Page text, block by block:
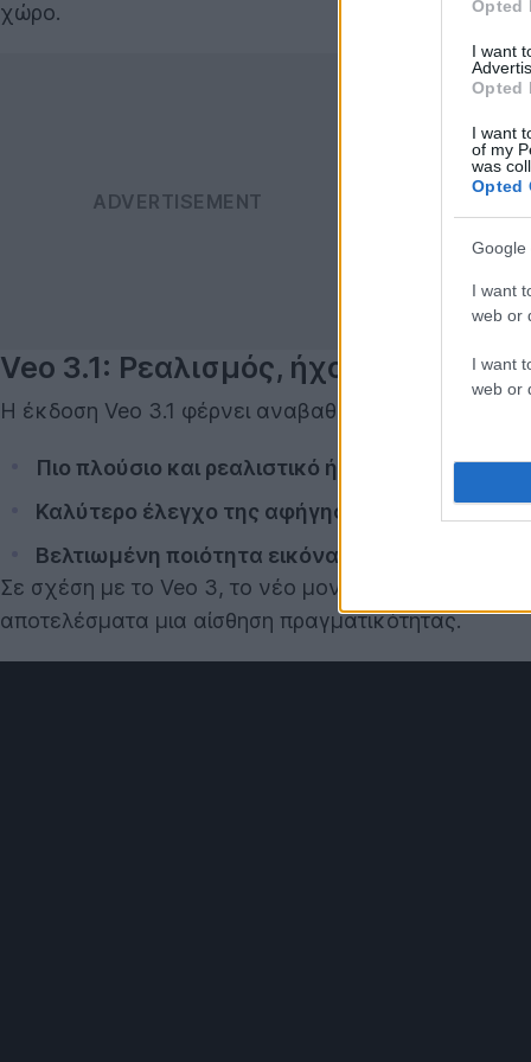
Opted
I want
Opted
I want
of my
was
Opted
Google
I want
web or
I want
web or
χώρο.
Veo 3.1: Ρεαλισμός, ήχος και πιο
Η έκδοση Veo 3.1 φέρνει αναβαθμίσεις σε όλα τα
Πιο πλούσιο και ρεαλιστικό ήχο
, που
Καλύτερο έλεγχο της αφήγησης
, με
Βελτιωμένη ποιότητα εικόνας και ήχου
, που
Σε σχέση με το Veo 3, το νέο μοντέλο αποδίδει με
αποτελέσματα μια αίσθηση πραγματικότητας.